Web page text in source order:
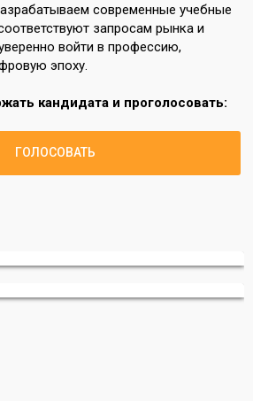
современные учебные
запросам рынка и
войти в профессию,
эпоху.
кандидата и проголосовать:
ГОЛОСОВАТЬ